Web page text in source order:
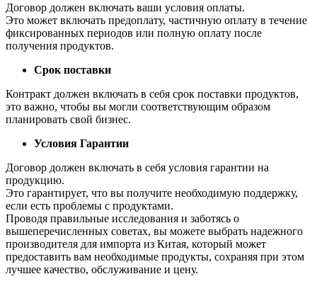
Договор должен включать ваши условия оплаты.
Это может включать предоплату, частичную оплату в течение
фиксированных периодов или полную оплату после
получения продуктов.
Срок поставки
Контракт должен включать в себя срок поставки продуктов,
это важно, чтобы вы могли соответствующим образом
планировать свой бизнес.
Условия Гарантии
Договор должен включать в себя условия гарантии на
продукцию.
Это гарантирует, что вы получите необходимую поддержку,
если есть проблемы с продуктами.
Проводя правильные исследования и заботясь о
вышеперечисленных советах, вы можете выбрать надежного
производителя для импорта из Китая, который может
предоставить вам необходимые продукты, сохраняя при этом
лучшее качество, обслуживание и цену.